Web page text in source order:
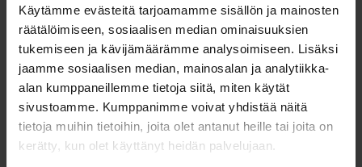
Käytämme evästeitä tarjoamamme sisällön ja mainosten
räätälöimiseen, sosiaalisen median ominaisuuksien
tukemiseen ja kävijämäärämme analysoimiseen. Lisäksi
jaamme sosiaalisen median, mainosalan ja analytiikka-
alan kumppaneillemme tietoja siitä, miten käytät
sivustoamme. Kumppanimme voivat yhdistää näitä
tietoja muihin tietoihin, joita olet antanut heille tai joita on
kerätty, kun olet käyttänyt heidän palvelujaan.
Isännöinnin
talviseminaari:
Kokousrumban
kesytys:
Materiaalipankki
Isännöinnin talviseminaari: Kokousrumban
kesytys: Materiaalipankki
WEBINAARIT JA VIDEOT 2.12.2022
Otetta ei näytetä, koska artikkeli on suojattu.